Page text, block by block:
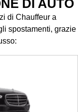
DI AUTO
di Chauffeur a
spostamenti, grazie